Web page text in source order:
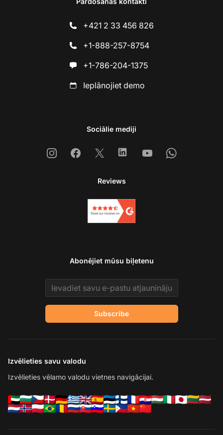
+421 2 33 456 826
+1-888-257-8754
+1-786-204-1375
Ieplānojiet demo
Sociālie mediji
InstagramFacebook
X LinkedinYoutubeWhatsapp
Reviews
Abonējiet mūsu biļetenu
Email address
Subscribe
Izvēlieties savu valodu
Izvēlieties vēlamo valodu vietnes navigācijai.